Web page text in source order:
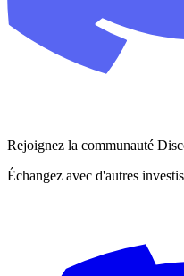
Rejoignez la communauté
Échangez avec d'autres